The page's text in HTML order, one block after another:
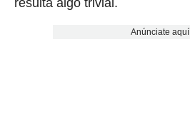
Anúnciate aquí